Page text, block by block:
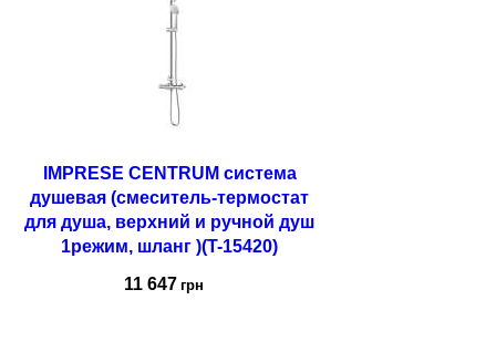
IMPRESE CENTRUM система
душевая (смеситель-термостат
для душа, верхний и ручной душ
1режим, шланг )(T-15420)
11 647 грн